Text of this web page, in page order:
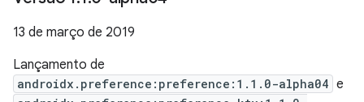
13 de março de 2019
Lançamento de
androidx.preference:preference:1.1.0-alpha04 e